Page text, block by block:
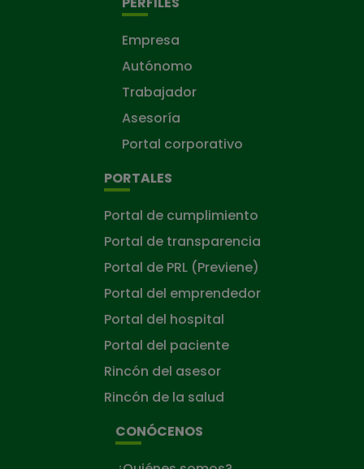
Empresa
Autónomo
Trabajador
Asesoría
Portal corporativo
PORTALES
Portal de cumplimiento
Portal de transparencia
Portal de PRL (Previene)
Portal del emprendedor
Portal del hospital
Portal del paciente
Rincón del asesor
Rincón de la salud
CONÓCENOS